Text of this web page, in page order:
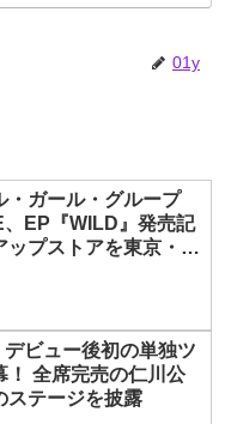
01y
・ガール・グループ
、EP『WILD』発売記
ップストアを東京・原
ビュー後初の単独ツ
！ 全席完売の仁川公
ステージを披露